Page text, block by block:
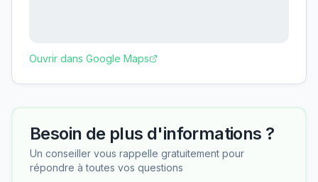
Ouvrir dans Google Maps
Besoin de plus d'informations ?
Un conseiller vous rappelle gratuitement pour
répondre à toutes vos questions